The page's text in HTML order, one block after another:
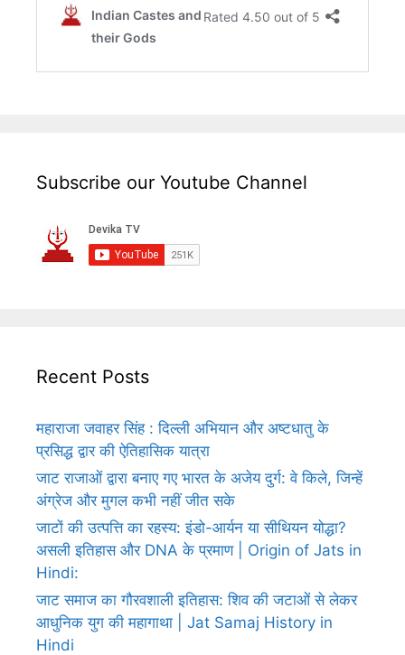
Subscribe our Youtube Channel
Recent Posts
महाराजा जवाहर सिंह : दिल्ली अभियान और अष्टधातु के
प्रसिद्ध द्वार की ऐतिहासिक यात्रा
जाट राजाओं द्वारा बनाए गए भारत के अजेय दुर्ग: वे किले, जिन्हें
अंग्रेज और मुगल कभी नहीं जीत सके
जाटों की उत्पत्ति का रहस्य: इंडो-आर्यन या सीथियन योद्धा?
असली इतिहास और DNA के प्रमाण | Origin of Jats in
Hindi:
जाट समाज का गौरवशाली इतिहास: शिव की जटाओं से लेकर
आधुनिक युग की महागाथा | Jat Samaj History in
Hindi